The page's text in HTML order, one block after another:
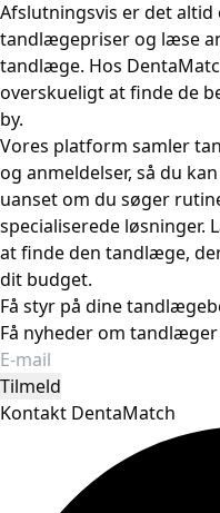
Afslutningsvis er det
tandlægepriser og læse
tandlæge. Hos
overskueligt at finde de
by.
Vores platform samler
og anmeldelser, så du
uanset om du søger
specialiserede løsninger.
at finde den tandlæge,
dit budget.
Få styr på dine
Få nyheder om
Tilmeld
Kontakt DentaMatch